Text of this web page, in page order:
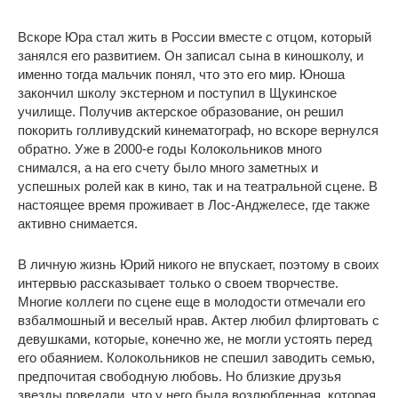
Вскоре Юра стал жить в России вместе с отцом, который
занялся его развитием. Он записал сына в киношколу, и
именно тогда мальчик понял, что это его мир. Юноша
закончил школу экстерном и поступил в Щукинское
училище. Получив актерское образование, он решил
покорить голливудский кинематограф, но вскоре вернулся
обратно. Уже в 2000-е годы Колокольников много
снимался, а на его счету было много заметных и
успешных ролей как в кино, так и на театральной сцене. В
настоящее время проживает в Лос-Анджелесе, где также
активно снимается.
В личную жизнь Юрий никого не впускает, поэтому в своих
интервью рассказывает только о своем творчестве.
Многие коллеги по сцене еще в молодости отмечали его
взбалмошный и веселый нрав. Актер любил флиртовать с
девушками, которые, конечно же, не могли устоять перед
его обаянием. Колокольников не спешил заводить семью,
предпочитая свободную любовь. Но близкие друзья
звезды поведали, что у него была возлюбленная, которая